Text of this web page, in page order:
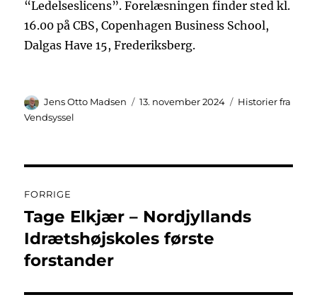
“Ledelseslicens”. Forelæsningen finder sted kl.
16.00 på CBS, Copenhagen Business School,
Dalgas Have 15, Frederiksberg.
Forfatter
Jens Otto Madsen Udgivet
13. november 2024 Kategorier
Historier fra
Vendsyssel
FORRIGE
Forrige
indlæg:
Tage Elkjær – Nordjyllands
Idrætshøjskoles første
forstander